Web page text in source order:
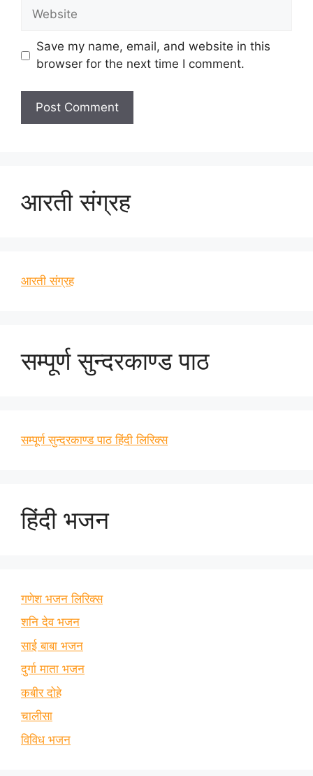
Website
Save my name, email, and website in this
browser for the next time I comment.
आरती संग्रह
आरती संग्रह
सम्पूर्ण सुन्दरकाण्ड पाठ
सम्पूर्ण सुन्दरकाण्ड पाठ हिंदी लिरिक्स
हिंदी भजन
गणेश भजन लिरिक्स
शनि देव भजन
साई बाबा भजन
दुर्गा माता भजन
कबीर दोहे
चालीसा
विविध भजन